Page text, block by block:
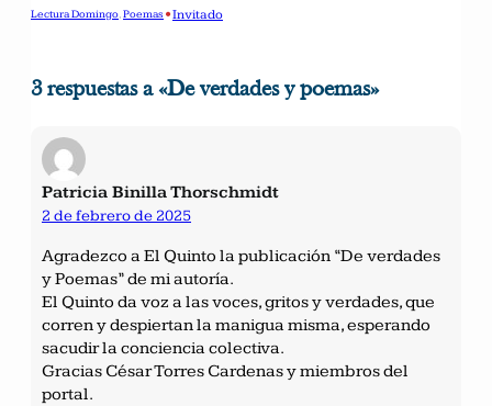
Lectura Domingo, Poemas•Invitado
3 respuestas a «De verdades y poemas»
Patricia Binilla Thorschmidt
2 de febrero de 2025
Agradezco a El Quinto la publicación “De verdades
y Poemas” de mi autoría.
El Quinto da voz a las voces, gritos y verdades, que
corren y despiertan la manigua misma, esperando
sacudir la conciencia colectiva.
Gracias César Torres Cardenas y miembros del
portal.